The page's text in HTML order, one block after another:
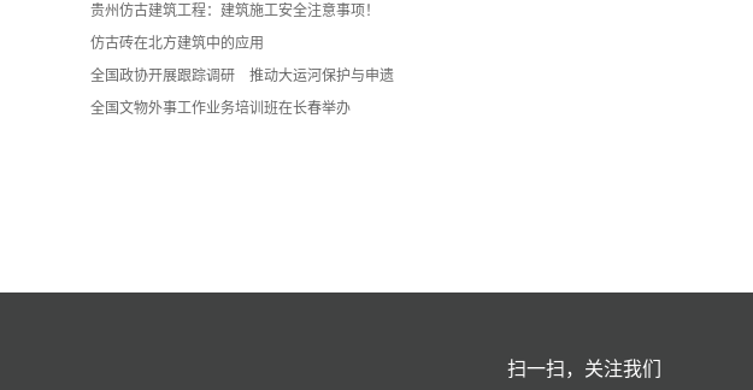
贵州仿古建筑工程：建筑施工安全注意事项！
仿古砖在北方建筑中的应用
全国政协开展跟踪调研 推动大运河保护与申遗
全国文物外事工作业务培训班在长春举办
扫一扫，关注我们